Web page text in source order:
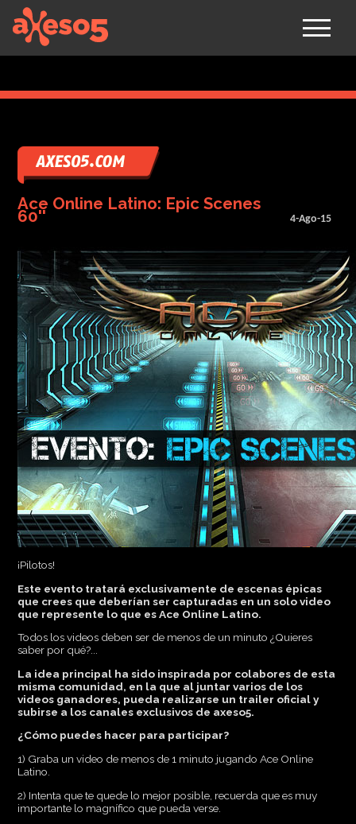
axeso5
Ace Online Latino: Epic Scenes
60'' 4-Ago-15
¡Pilotos!
Este evento tratará exclusivamente de escenas épicas
que crees que deberían ser capturadas en un solo video
que represente lo que es Ace Online Latino.
Todos los videos deben ser de menos de un minuto ¿Quieres
saber por qué?...
La idea principal ha sido inspirada por colabores de esta
misma comunidad, en la que al juntar varios de los
videos ganadores, pueda realizarse un trailer oficial y
subirse a los canales exclusivos de axeso5.
¿Cómo puedes hacer para participar?
1) Graba un video de menos de 1 minuto jugando Ace Online
Latino.
2) Intenta que te quede lo mejor posible, recuerda que es muy
importante lo magnífico que pueda verse.